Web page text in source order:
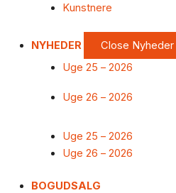
Kunstnere
NYHEDER Close Nyheder
Uge 25 – 2026
Uge 26 – 2026
Uge 25 – 2026
Uge 26 – 2026
BOGUDSALG